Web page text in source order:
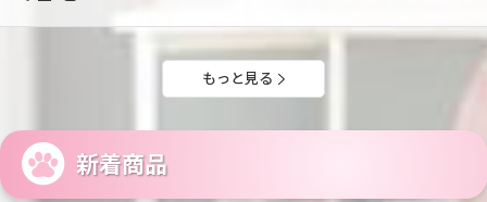
もっと見る
新着商品